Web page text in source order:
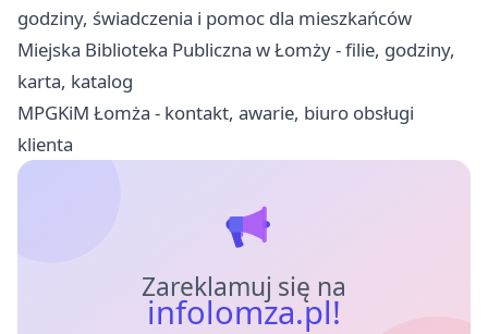
godziny, świadczenia i pomoc dla mieszkańców
Miejska Biblioteka Publiczna w Łomży - filie, godziny,
karta, katalog
MPGKiM Łomża - kontakt, awarie, biuro obsługi
klienta
Zareklamuj się na
infolomza.pl!